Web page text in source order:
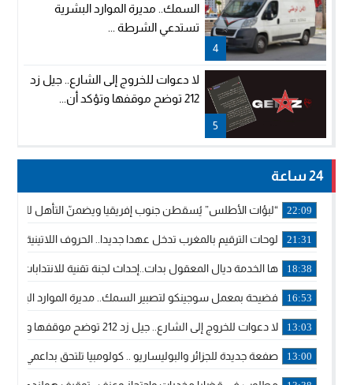
4
السمك.. مديرة الموارد البشرية
تستدعي الشرطة ...
5
لا دعوات للخروج إلى الشارع.. جيل زد
212 توضح موقفها وتؤكد أن...
24 ساعة
22:09 “لبؤات الأطلس” يُسقطن جنوب إفريقيا ويضمنّ التأهل
21:31 لوحات الترقيم بالمغرب تدخل عهدا جديدا.. الحروف اللاتينية
18:38 ها الخدمة ديال المعقول بدات..إحداث لجنة تقنية للانتدابات
16:53 فضيحة بمعمل سوجينكو لتصبير السمك.. مديرة الموارد
13:03 لا دعوات للخروج إلى الشارع.. جيل زد 212 توضح موقفها وتؤكد أن المنشورات المنسوبة إليها لا تمثل موقفها الرسمي.
13:00 صفعة جديدة للجزائر والبوليساريو .. كولومبيا تلتحق بداعمي